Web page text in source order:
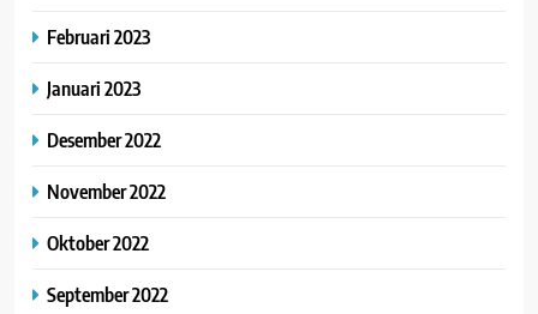
Februari 2023
Januari 2023
Desember 2022
November 2022
Oktober 2022
September 2022